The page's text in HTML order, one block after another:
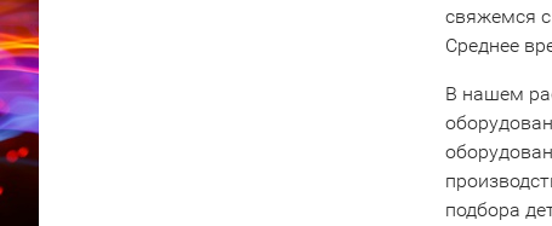
свяжемся
Среднее
В нашем
подбора